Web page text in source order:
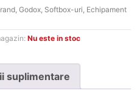
, Godox, Softbox-uri, Echipament
Nu este in stoc
suplimentare